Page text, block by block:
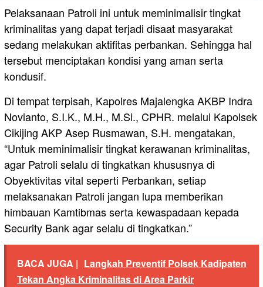
Pelaksanaan Patroli ini untuk meminimalisir tingkat
kriminalitas yang dapat terjadi disaat masyarakat
sedang melakukan aktifitas perbankan. Sehingga hal
tersebut menciptakan kondisi yang aman serta
kondusif.
Di tempat terpisah, Kapolres Majalengka AKBP Indra
Novianto, S.I.K., M.H., M.Si., CPHR. melalui Kapolsek
Cikijing AKP Asep Rusmawan, S.H. mengatakan,
“Untuk meminimalisir tingkat kerawanan kriminalitas,
agar Patroli selalu di tingkatkan khususnya di
Obyektivitas vital seperti Perbankan, setiap
melaksanakan Patroli jangan lupa memberikan
himbauan Kamtibmas serta kewaspadaan kepada
Security Bank agar selalu di tingkatkan.”
BACA JUGA | Langkah Preventif Polsek Kadipaten
Tekan Angka Kriminalitas di Area Parkir